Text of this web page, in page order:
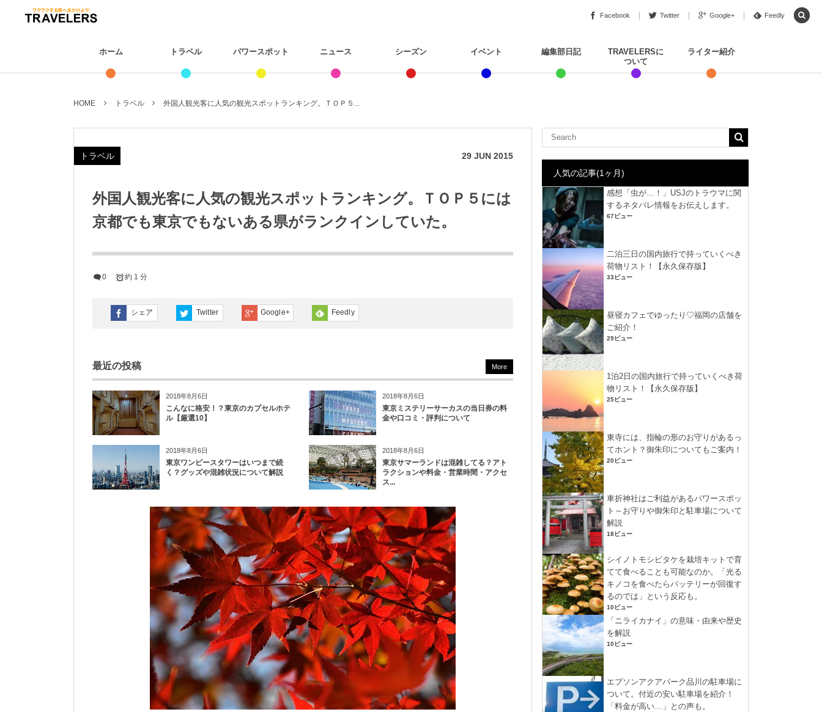
Facebook Twitter Google+ Feedly
ホーム トラベル パワースポット ニュース シーズン イベント 編集部日記
TRAVELERSに
ついて
ライター紹介
HOME トラベル 外国人観光客に人気の観光スポットランキング。ＴＯＰ５...
トラベル 29 JUN 2015
外国人観光客に人気の観光スポットランキング。ＴＯＰ５には
京都でも東京でもないある県がランクインしていた。
0 約 1 分
シェア Twitter Google+ Feedly
最近の投稿
2018年8月6日
こんなに格安！？東京のカプセルホテ
ル【厳選10】
2018年8月6日
東京ミステリーサーカスの当日券の料
金や口コミ・評判について
2018年8月6日
東京ワンピースタワーはいつまで続
く？グッズや混雑状況について解説
2018年8月6日
東京サマーランドは混雑してる？アト
ラクションや料金・営業時間・アクセ
ス...
More
人気の記事(1ヶ月)
感想「虫が…！」USJのトラウマに関
するネタバレ情報をお伝えします。
67ビュー
二泊三日の国内旅行で持っていくべき
荷物リスト！【永久保存版】
33ビュー
昼寝カフェでゆったり♡福岡の店舗を
ご紹介！
29ビュー
1泊2日の国内旅行で持っていくべき荷
物リスト！【永久保存版】
25ビュー
東寺には、指輪の形のお守りがあるっ
てホント？御朱印についてもご案内！
20ビュー
車折神社はご利益があるパワースポッ
ト～お守りや御朱印と駐車場について
解説
18ビュー
シイノトモシビタケを栽培キットで育
てて食べることも可能なのか。「光る
キノコを食べたらバッテリーが回復す
るのでは」という反応も。
10ビュー
「ニライカナイ」の意味・由来や歴史
を解説
10ビュー
エプソンアクアパーク品川の駐車場に
ついて。付近の安い駐車場を紹介！
「料金が高い…」との声も。